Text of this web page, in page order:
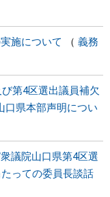
施について
義務
第4区選出議員補欠
口県本部声明につい
議院山口県第4区選
っての委員長談話